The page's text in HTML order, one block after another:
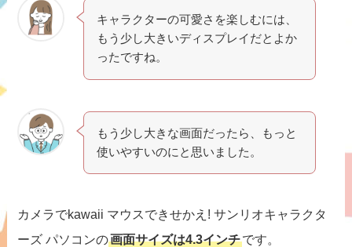
キャラクターの可愛さを楽しむには、
もう少し大きいディスプレイだとよか
ったですね。
もう少し大きな画面だったら、もっと
使いやすいのにと思いました。
カメラでkawaii マウスできせかえ! サンリオキャラクタ
ーズ パソコンの画面サイズは4.3インチです。